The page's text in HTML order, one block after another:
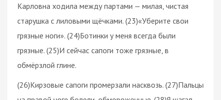
Карловна ходила между партами — милая, чистая
старушка с лиловыми щёчками. (23)«Уберите свои
грязные ноги». (24)Ботинки у меня всегда были
грязные. (25)И сейчас сапоги тоже грязные, в
обмёрзлой глине.
(26)Кирзовые сапоги промерзали насквозь. (27)Пальцы